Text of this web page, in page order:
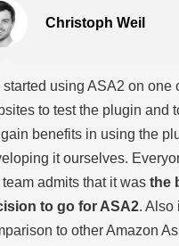
Christoph Weil
started using ASA2 on one
to test the plugin and
benefits in using the
it ourselves.
team admits that it wasthe
to go for ASA2. Also
to other Amazon